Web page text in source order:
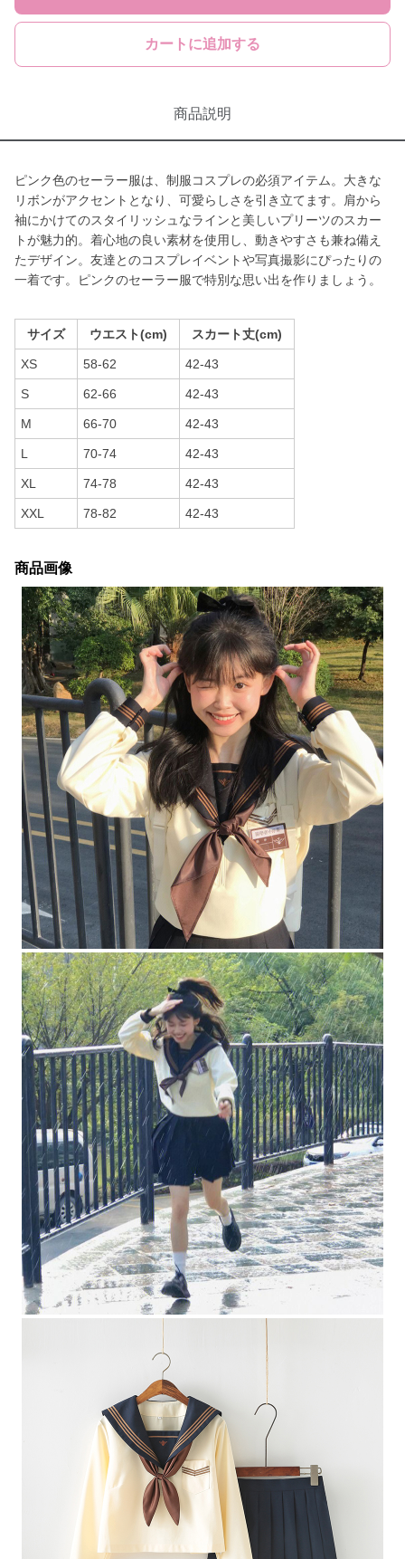
カートに追加する
商品説明
ピンク色のセーラー服は、制服コスプレの必須アイテム。大きな
リボンがアクセントとなり、可愛らしさを引き立てます。肩から
袖にかけてのスタイリッシュなラインと美しいプリーツのスカー
トが魅力的。着心地の良い素材を使用し、動きやすさも兼ね備え
たデザイン。友達とのコスプレイベントや写真撮影にぴったりの
一着です。ピンクのセーラー服で特別な思い出を作りましょう。
サイズ ウエスト(cm) スカート丈(cm)
XS 58-62 42-43
S 62-66 42-43
M 66-70 42-43
L 70-74 42-43
XL 74-78 42-43
XXL 78-82 42-43
商品画像